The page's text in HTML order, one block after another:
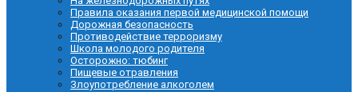
Правила оказания первой медицинской помощи
Дорожная безопасность
Противодействие терроризму
Школа молодого родителя
Осторожно: тюбинг
Пищевые отравления
Злоупотребление алкоголем